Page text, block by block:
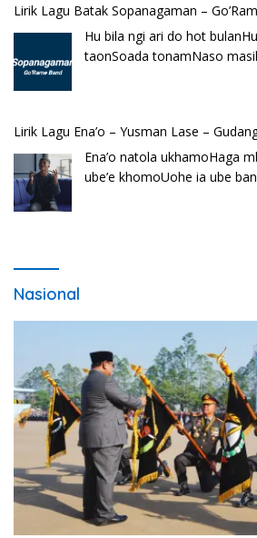
Lirik Lagu Ena’o – Yusman Lase –
Ena’o natola ukhamoHaga
ube’e khomoUohe ia ube
Lirik Lagu FAFOFA Ciptaan Fajar Halawa
Bembambörö dödöu he
lawaö khöuMeinötö niowalu,
Nasional